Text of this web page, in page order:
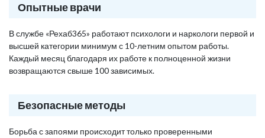
Опытные врачи
В службе «Рехаб365» работают психологи и наркологи первой и
высшей категории минимум с 10-летним опытом работы.
Каждый месяц благодаря их работе к полноценной жизни
возвращаются свыше 100 зависимых.
Безопасные методы
Борьба с запоями происходит только проверенными